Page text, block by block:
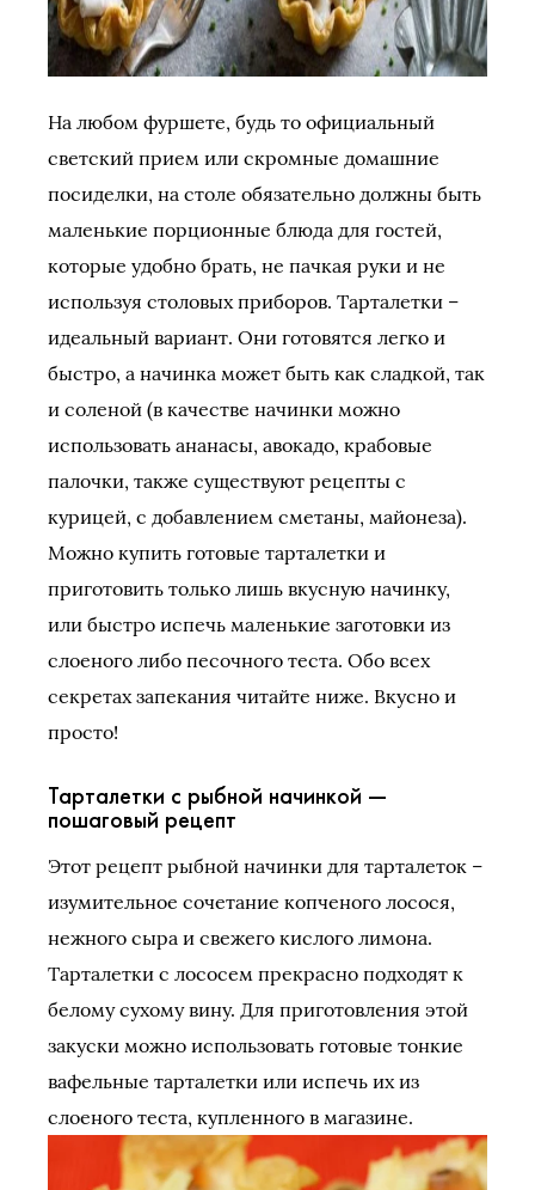
На любом фуршете, будь то официальный
светский прием или скромные домашние
посиделки, на столе обязательно должны быть
маленькие порционные блюда для гостей,
которые удобно брать, не пачкая руки и не
используя столовых приборов. Тарталетки –
идеальный вариант. Они готовятся легко и
быстро, а начинка может быть как сладкой, так
и соленой (в качестве начинки можно
использовать ананасы, авокадо, крабовые
палочки, также существуют рецепты с
курицей, с добавлением сметаны, майонеза).
Можно купить готовые тарталетки и
приготовить только лишь вкусную начинку,
или быстро испечь маленькие заготовки из
слоеного либо песочного теста. Обо всех
секретах запекания читайте ниже. Вкусно и
просто!
Тарталетки с рыбной начинкой —
пошаговый рецепт
Этот рецепт рыбной начинки для тарталеток –
изумительное сочетание копченого лосося,
нежного сыра и свежего кислого лимона.
Тарталетки с лососем прекрасно подходят к
белому сухому вину. Для приготовления этой
закуски можно использовать готовые тонкие
вафельные тарталетки или испечь их из
слоеного теста, купленного в магазине.